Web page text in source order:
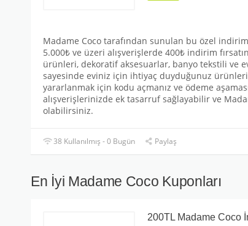
Madame Coco tarafından sunulan bu özel
5.000₺ ve üzeri alışverişlerde 400₺ indirim
ürünleri, dekoratif aksesuarlar, banyo tekstili ve
sayesinde eviniz için ihtiyaç duyduğunuz
yararlanmak için kodu açmanız ve ödeme
alışverişlerinizde ek tasarruf sağlayabilir ve
olabilirsiniz.
38 Kullanılmış - 0 Bugün Paylaş
En İyi Madame Coco Kuponları
200TL Madame Coco